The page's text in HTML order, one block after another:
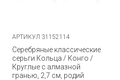
АРТИКУЛ 31152114
Серебряные классические
серьги Кольца / Конго /
Круглые с алмазной
гранью, 2,7 см, родий